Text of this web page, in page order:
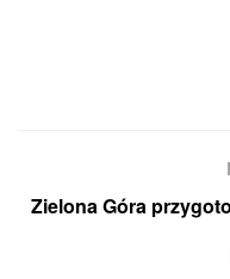
Zielona Góra